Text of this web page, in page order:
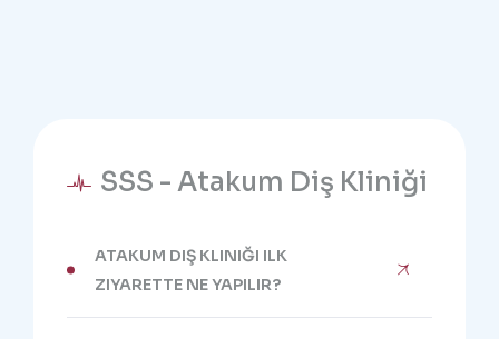
SSS - Atakum Diş Kliniği
ATAKUM DIŞ KLINIĞI ILK
ZIYARETTE NE YAPILIR?